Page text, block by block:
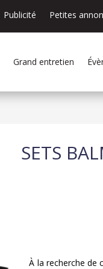
Publicité Petites
Grand entretien
SETS
À la recherche de